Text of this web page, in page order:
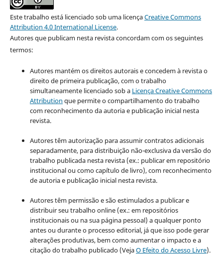
Este trabalho está licenciado sob uma licençaCreative Commons
Attribution 4.0 International License.
Autores que publicam nesta revista concordam com os seguintes
termos:
Autores mantém os direitos autorais e concedem à revista o
direito de primeira publicação, com o trabalho
simultaneamente licenciado sob a Licença Creative Commons
Attribution que permite o compartilhamento do trabalho
com reconhecimento da autoria e publicação inicial nesta
revista.
Autores têm autorização para assumir contratos adicionais
separadamente, para distribuição não-exclusiva da versão do
trabalho publicada nesta revista (ex.: publicar em repositório
institucional ou como capítulo de livro), com reconhecimento
de autoria e publicação inicial nesta revista.
Autores têm permissão e são estimulados a publicar e
distribuir seu trabalho online (ex.: em repositórios
institucionais ou na sua página pessoal) a qualquer ponto
antes ou durante o processo editorial, já que isso pode gerar
alterações produtivas, bem como aumentar o impacto e a
citação do trabalho publicado (VejaO Efeito do Acesso Livre).